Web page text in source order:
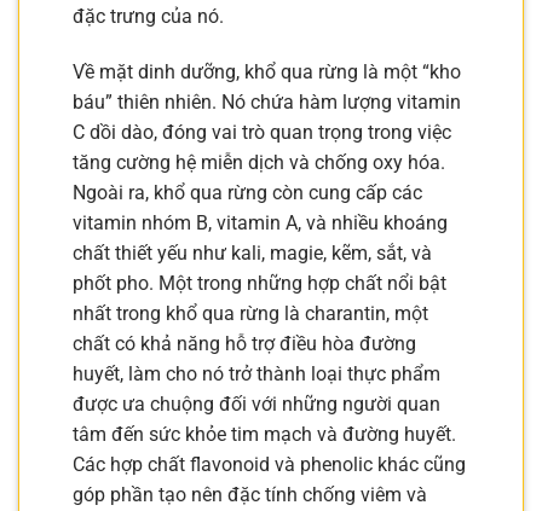
đặc trưng của nó.
Về mặt dinh dưỡng, khổ qua rừng là một “kho
báu” thiên nhiên. Nó chứa hàm lượng vitamin
C dồi dào, đóng vai trò quan trọng trong việc
tăng cường hệ miễn dịch và chống oxy hóa.
Ngoài ra, khổ qua rừng còn cung cấp các
vitamin nhóm B, vitamin A, và nhiều khoáng
chất thiết yếu như kali, magie, kẽm, sắt, và
phốt pho. Một trong những hợp chất nổi bật
nhất trong khổ qua rừng là charantin, một
chất có khả năng hỗ trợ điều hòa đường
huyết, làm cho nó trở thành loại thực phẩm
được ưa chuộng đối với những người quan
tâm đến sức khỏe tim mạch và đường huyết.
Các hợp chất flavonoid và phenolic khác cũng
góp phần tạo nên đặc tính chống viêm và